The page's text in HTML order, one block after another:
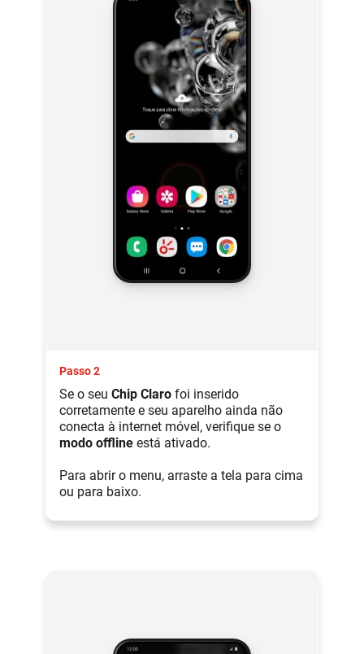
Passo 2
Se o seu Chip Claro foi inserido
corretamente e seu aparelho ainda não
conecta à internet móvel, verifique se o
modo offline está ativado.
Para abrir o menu, arraste a tela para cima
ou para baixo.